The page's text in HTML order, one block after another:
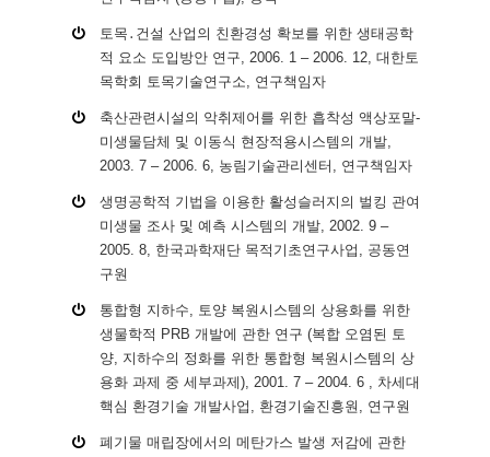
토목․건설 산업의 친환경성 확보를 위한 생태공학
적 요소 도입방안 연구, 2006. 1 – 2006. 12, 대한토
목학회 토목기술연구소, 연구책임자
축산관련시설의 악취제어를 위한 흡착성 액상포말-
미생물담체 및 이동식 현장적용시스템의 개발,
2003. 7 – 2006. 6, 농림기술관리센터, 연구책임자
생명공학적 기법을 이용한 활성슬러지의 벌킹 관여
미생물 조사 및 예측 시스템의 개발, 2002. 9 –
2005. 8, 한국과학재단 목적기초연구사업, 공동연
구원
통합형 지하수, 토양 복원시스템의 상용화를 위한
생물학적 PRB 개발에 관한 연구 (복합 오염된 토
양, 지하수의 정화를 위한 통합형 복원시스템의 상
용화 과제 중 세부과제), 2001. 7 – 2004. 6 , 차세대
핵심 환경기술 개발사업, 환경기술진흥원, 연구원
폐기물 매립장에서의 메탄가스 발생 저감에 관한